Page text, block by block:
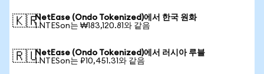
🇰🇷NetEase (Ondo Tokenized)에서 한국 원화
1 NTESon는 ₩183,120.81와 같음
🇷🇺NetEase (Ondo Tokenized)에서 러시아 루블
1 NTESon는 ₽10,451.31와 같음